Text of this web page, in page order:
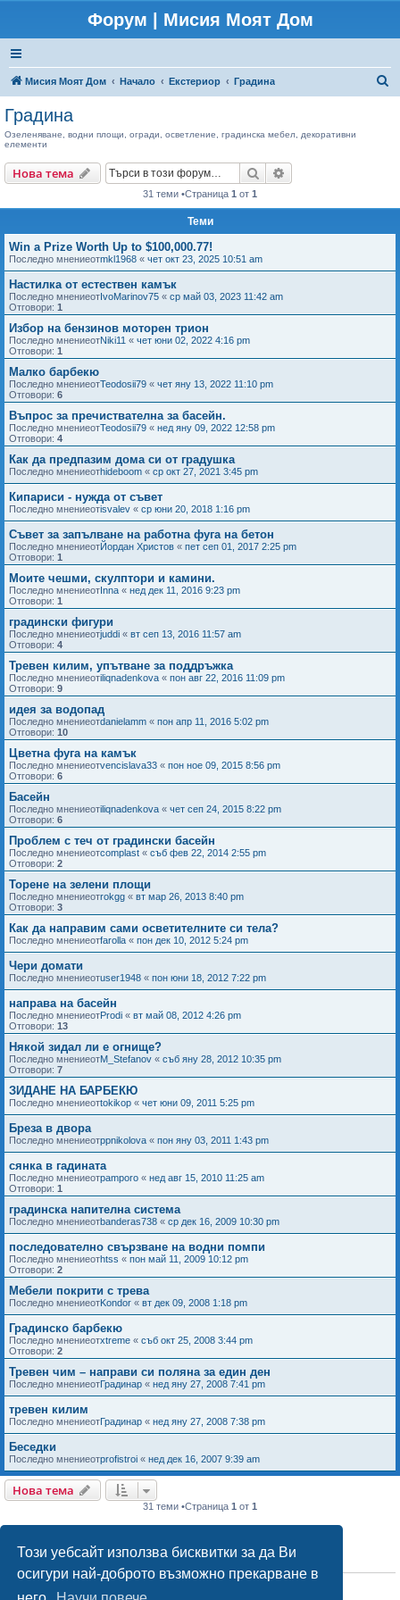
Този уебсайт използва бисквитки за да Ви
осигури най-доброто възможно прекарване в
Форум | Мисия Моят Дом
Мисия Моят Дом Начало Екстериор Градина
е
Градина
Озеленяване, водни площи, огради, осветление, градинска мебел, декоративни
елементи
Нова тема Търсене
31 теми •Страница 1 от 1
Теми
Win a Prize Worth Up to $100,000.77!
Последно мнениеотmkl1968 « чет окт 23, 2025 10:51 am
Настилка от естествен камък
Последно мнениеотIvoMarinov75 « ср май 03, 2023 11:42 am
Отговори: 1
Избор на бензинов моторен трион
Последно мнениеотNiki11 « чет юни 02, 2022 4:16 pm
Отговори: 1
Малко барбекю
Последно мнениеотTeodosii79 « чет яну 13, 2022 11:10 pm
Отговори: 6
Въпрос за пречиствателна за басейн.
Последно мнениеотTeodosii79 « нед яну 09, 2022 12:58 pm
Отговори: 4
Как да предпазим дома си от градушка
Последно мнениеотhideboom « ср окт 27, 2021 3:45 pm
Кипариси - нужда от съвет
Последно мнениеотisvalev « ср юни 20, 2018 1:16 pm
Съвет за запълване на работна фуга на бетон
Последно мнениеотЙордан Христов « пет сеп 01, 2017 2:25 pm
Отговори: 1
Моите чешми, скулптори и камини.
Последно мнениеотInna « нед дек 11, 2016 9:23 pm
Отговори: 1
градински фигури
Последно мнениеотjuddi « вт сеп 13, 2016 11:57 am
Отговори: 4
Тревен килим, упътване за поддръжка
Последно мнениеотiliqnadenkova « пон авг 22, 2016 11:09 pm
Отговори: 9
идея за водопад
Последно мнениеотdanielamm « пон апр 11, 2016 5:02 pm
Отговори: 10
Цветна фуга на камък
Последно мнениеотvencislava33 « пон ное 09, 2015 8:56 pm
Отговори: 6
Басейн
Последно мнениеотiliqnadenkova « чет сеп 24, 2015 8:22 pm
Отговори: 6
Проблем с теч от градински басейн
Последно мнениеотcomplast « съб фев 22, 2014 2:55 pm
Отговори: 2
Торене на зелени площи
Последно мнениеотrokgg « вт мар 26, 2013 8:40 pm
Отговори: 3
Как да направим сами осветителните си тела?
Последно мнениеотfarolla « пон дек 10, 2012 5:24 pm
Чери домати
Последно мнениеотuser1948 « пон юни 18, 2012 7:22 pm
направа на басейн
Последно мнениеотProdi « вт май 08, 2012 4:26 pm
Отговори: 13
Някой зидал ли е огнище?
Последно мнениеотM_Stefanov « съб яну 28, 2012 10:35 pm
Отговори: 7
ЗИДАНЕ НА БАРБЕКЮ
Последно мнениеотtokikop « чет юни 09, 2011 5:25 pm
Бреза в двора
Последно мнениеотppnikolova « пон яну 03, 2011 1:43 pm
сянка в гадината
Последно мнениеотpamporo « нед авг 15, 2010 11:25 am
Отговори: 1
градинска напителна система
Последно мнениеотbanderas738 « ср дек 16, 2009 10:30 pm
последователно свързване на водни помпи
Последно мнениеотhtss « пон май 11, 2009 10:12 pm
Отговори: 2
Мебели покрити с трева
Последно мнениеотKondor « вт дек 09, 2008 1:18 pm
Градинско барбекю
Последно мнениеотxtreme « съб окт 25, 2008 3:44 pm
Отговори: 2
Тревен чим – направи си поляна за един ден
Последно мнениеотГрадинар « нед яну 27, 2008 7:41 pm
тревен килим
Последно мнениеотГрадинар « нед яну 27, 2008 7:38 pm
Беседки
Последно мнениеотprofistroi « нед дек 16, 2007 9:39 am
Нова тема
31 теми •Страница 1 от 1
ПРАВА НА ФОРУМА
Вие не можетеда публикувате теми в този форум
Виене можетеда отговаряте на теми в този форум